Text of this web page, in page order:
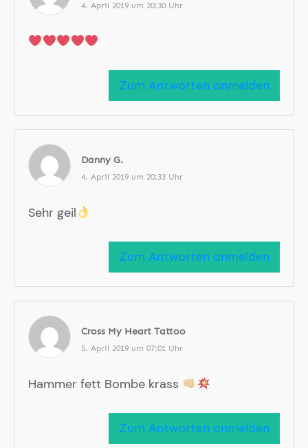
4. April 2019 um 20:30 Uhr
Zum Antworten anmelden
Danny G.
4. April 2019 um 20:33 Uhr
Sehr geil
Zum Antworten anmelden
Cross My Heart Tattoo
5. April 2019 um 07:01 Uhr
Hammer fett Bombe krass
Zum Antworten anmelden